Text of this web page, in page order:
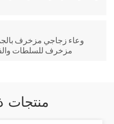
وعاء زجاجي مزخرف
مزخرف للسلطات
منتجات